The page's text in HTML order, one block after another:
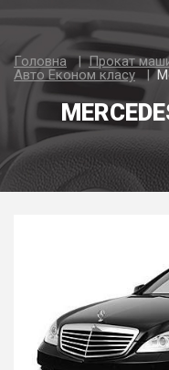
Головна
Прокат
Авто Економ класу